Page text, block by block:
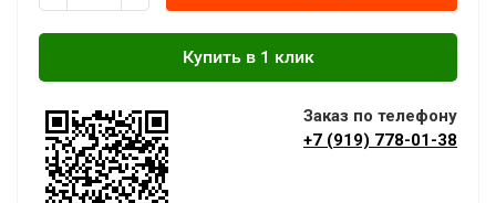
Заказ по телефону
+7 (919) 778-01-38